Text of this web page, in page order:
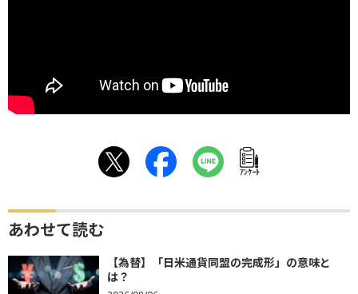
ｱﾝｹｰﾄ
あわせて読む
【為替】「日米通貨同盟の完成形」の意味と
は？